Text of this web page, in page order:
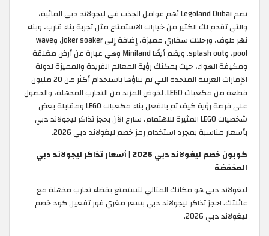
تضم Legoland Dubai أهم عوامل الجذب في ليجولاند دبي المائية،
والتي تقدم لك الكثير من خيارات الاستمتاع مثل تجربة بناء قارب، وبناء
نهر طوف، ورحلات سفاري مميزة، إضافة إلى joker soaker، وwave
pool، وsplash out. ويضم أيضًا Miniland وهي عبارة عن أرض مغلقة
ومكيفة الهواء، حيث يمكنك رؤية المعالم الفريدة والمميزة لدولة
الإمارات العربية المتحدة التي تم بناؤها باستخدام أكثر من 20 مليون
قطعة من مكعبات LEGO. لخوض المزيد من التجارب المذهلة، والحصول
على فرصة رؤية كيف تم بالفعل بناء مكعبات LEGO ومقابلة بعض
شخصيات LEGO المثيرة للاهتمام، سارع الآن بحجز تذاكر ليجولاند دبي
بأسعار مناسبة بمجرد استخدام رمز خصم ليغولاند دبي 2026.
كوبون خصم ليغولاند دبي 2026 | أسعار تذاكر ليجولاند دبي
المخفضة
ليغولاند دبي هو مكانك المثالي لتستمتع بقضاء تجارب مذهلة مع
عائلتك. احجز تذاكر ليجولاند دبي بسعر مغري فور تفعيل كود خصم
ليغولاند دبي 2026.